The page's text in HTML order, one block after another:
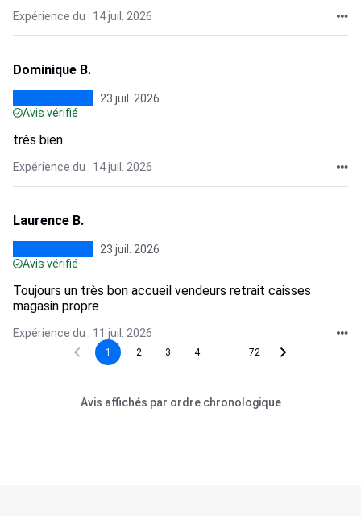
Expérience du : 14 juil. 2026
Dominique B.
23 juil. 2026
Avis vérifié
très bien
Expérience du : 14 juil. 2026
Laurence B.
23 juil. 2026
Avis vérifié
Toujours un très bon accueil vendeurs retrait caisses
magasin propre
Expérience du : 11 juil. 2026
1 2 3 4 72
Avis affichés par ordre chronologique